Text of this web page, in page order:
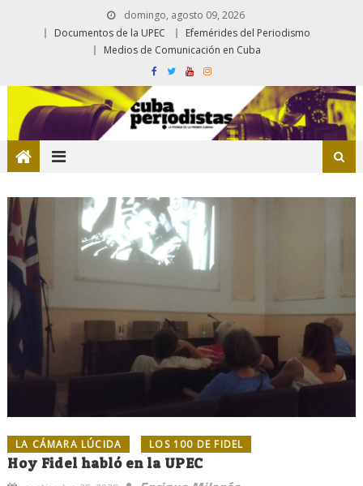
domingo, agosto 09, 2026
Documentos de la UPEC
Efemérides del Periodismo
Medios de Comunicación en Cuba
LA CÁMARA LÚCIDA LOS 100 DE FIDEL
Hoy Fidel habló en la UPEC